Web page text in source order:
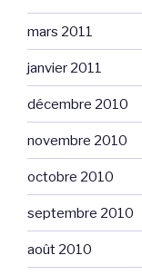
mars 2011
janvier 2011
décembre 2010
novembre 2010
octobre 2010
septembre 2010
août 2010